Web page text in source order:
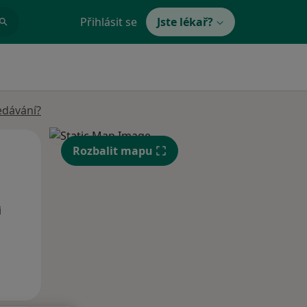
Přihlásit se Jste lékař?
Út St
12 Srpen
Rozbalit mapu